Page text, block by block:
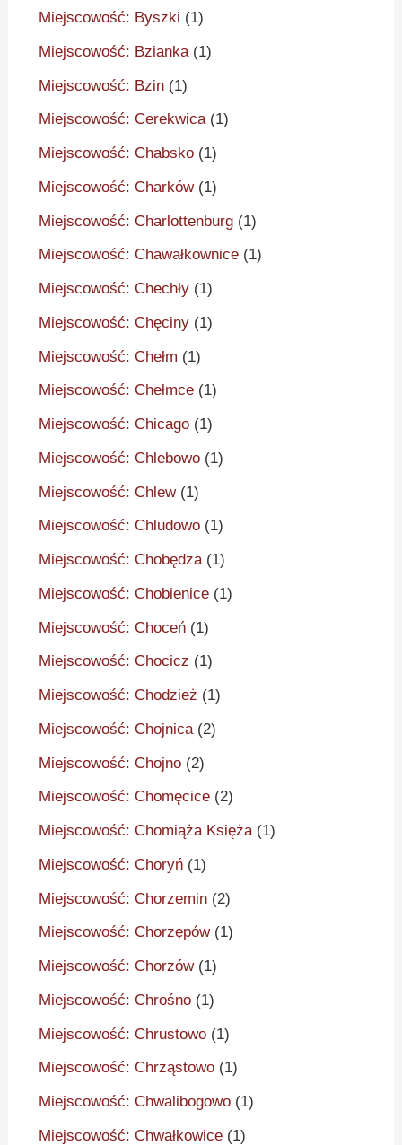
Miejscowość: Byszki (1)
Miejscowość: Bzianka(1)
Miejscowość: Bzin (1)
Miejscowość: Cerekwica(1)
Miejscowość: Chabsko (1)
Miejscowość: Charków(1)
Miejscowość: Charlottenburg (1)
Miejscowość: Chawałkownice (1)
Miejscowość: Chechły (1)
Miejscowość: Chęciny (1)
Miejscowość: Chełm (1)
Miejscowość: Chełmce (1)
Miejscowość: Chicago (1)
Miejscowość: Chlebowo (1)
Miejscowość: Chlew(1)
Miejscowość: Chludowo (1)
Miejscowość: Chobędza(1)
Miejscowość: Chobienice (1)
Miejscowość: Choceń (1)
Miejscowość: Chocicz (1)
Miejscowość: Chodzież (1)
Miejscowość: Chojnica(2)
Miejscowość: Chojno (2)
Miejscowość: Chomęcice (2)
Miejscowość: Chomiąża Księża(1)
Miejscowość: Choryń (1)
Miejscowość: Chorzemin (2)
Miejscowość: Chorzępów(1)
Miejscowość: Chorzów(1)
Miejscowość: Chrośno (1)
Miejscowość: Chrustowo (1)
Miejscowość: Chrząstowo (1)
Miejscowość: Chwalibogowo (1)
Miejscowość: Chwałkowice (1)